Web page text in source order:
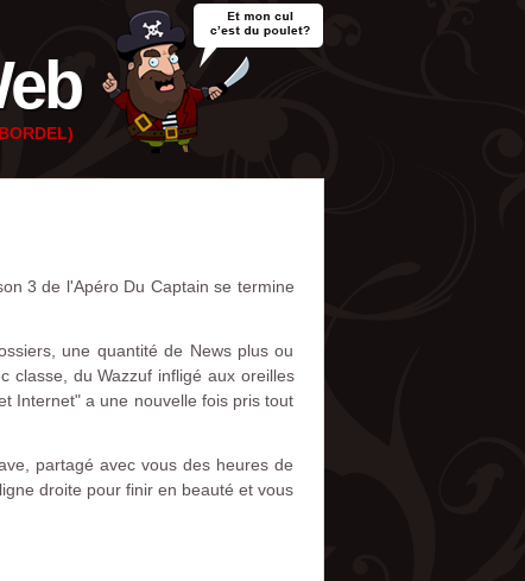
3 de l'Apéro Du Captain se termine
une quantité de News plus ou
classe, du Wazzuf infligé aux oreilles
Internet" a une nouvelle fois pris tout
partagé avec vous des heures de
droite pour finir en beauté et vous